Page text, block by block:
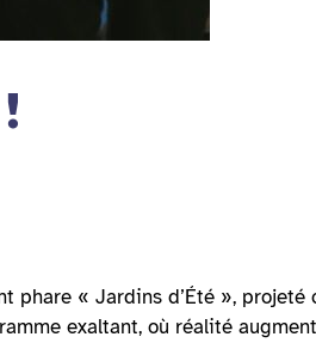
phare « Jardins d’Été », projeté
exaltant, où réalité